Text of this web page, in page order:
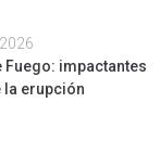
Fuego: impactantes
la erupción